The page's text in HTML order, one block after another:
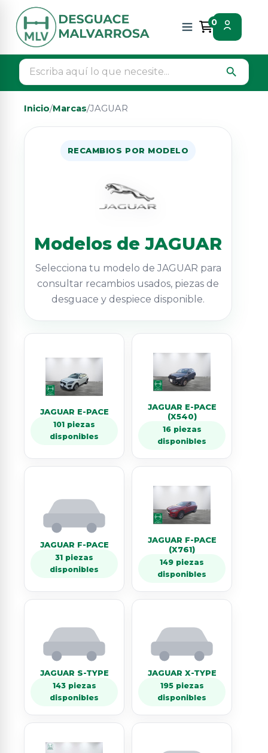
0
search
Inicio/Marcas/JAGUAR
RECAMBIOS POR MODELO
Modelos de JAGUAR
Selecciona tu modelo de JAGUAR para
consultar recambios usados, piezas de
desguace y despiece disponible.
JAGUAR E-PACE
101 piezas
disponibles
JAGUAR E-PACE
(X540)
16 piezas
disponibles
JAGUAR F-PACE
31 piezas
disponibles
JAGUAR F-PACE
(X761)
149 piezas
disponibles
JAGUAR S-TYPE
143 piezas
disponibles
JAGUAR X-TYPE
195 piezas
disponibles